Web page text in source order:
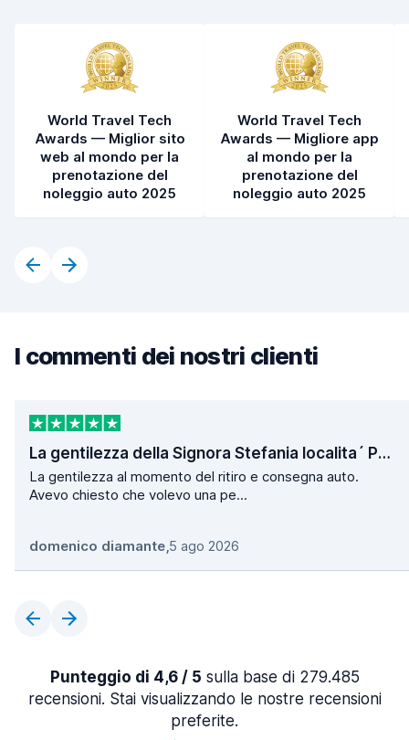
World Travel Tech
Awards — Miglior sito
web al mondo per la
prenotazione del
noleggio auto 2025
World Travel Tech
Awards — Migliore app
al mondo per la
prenotazione del
noleggio auto 2025
I commenti dei nostri clienti
La gentilezza della Signora Stefania localita´ Poggio
La gentilezza al momento del ritiro e consegna auto.
Avevo chiesto che volevo una pe...
domenico diamante,5 ago 2026
Punteggio di 4,6 / 5 sulla base di 279.485
recensioni. Stai visualizzando le nostre recensioni
preferite.